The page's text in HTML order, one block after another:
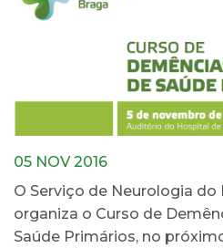
05 NOV 2016
O Serviço de Neurologia do
organiza o Curso de
Saúde Primários, no